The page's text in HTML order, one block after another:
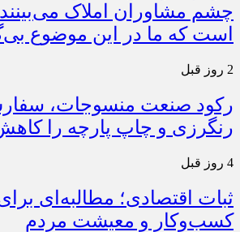
چشم مشاوران املاک
است که ما در این موضوع
2 روز قبل
رکود صنعت منسوجات،
رنگرزی و چاپ پارچه را
4 روز قبل
ثبات اقتصادی؛ مطالبه‌ای
کسب‌وکار و معیشت مردم